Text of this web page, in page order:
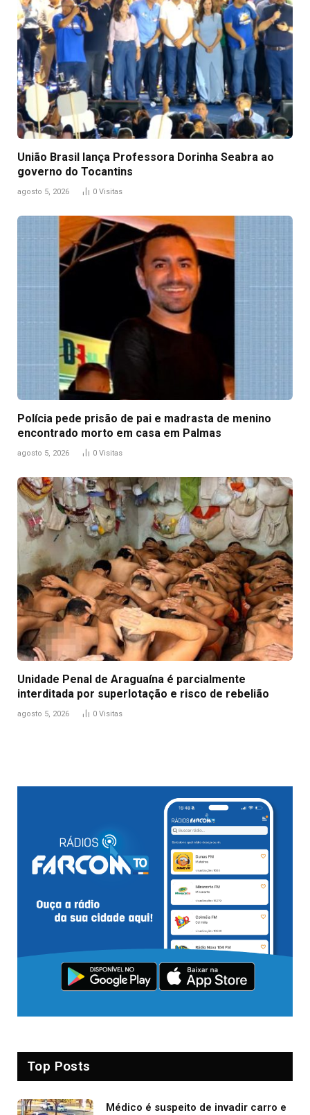
União Brasil lança Professora Dorinha Seabra ao
governo do Tocantins
agosto 5, 2026 0 Visitas
Polícia pede prisão de pai e madrasta de menino
encontrado morto em casa em Palmas
agosto 5, 2026 0 Visitas
Unidade Penal de Araguaína é parcialmente
interditada por superlotação e risco de rebelião
agosto 5, 2026 0 Visitas
Top Posts
Médico é suspeito de invadir carro e